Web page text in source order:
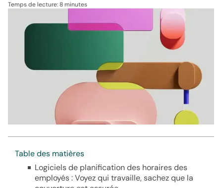
Temps de lecture: 8 minutes
Table des matières
Logiciels de planification des horaires des
employés : Voyez qui travaille, sachez que la